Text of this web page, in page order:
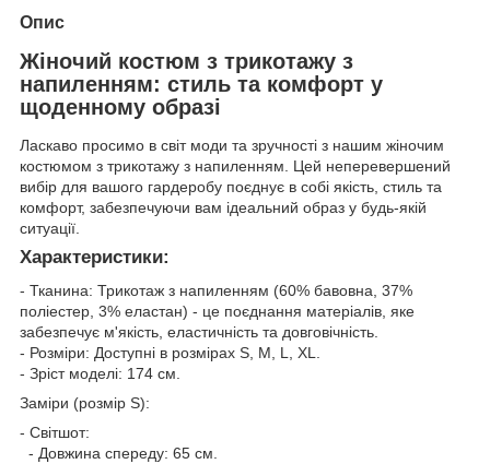
Опис
Жіночий костюм з трикотажу з
напиленням: стиль та комфорт у
щоденному образі
Ласкаво просимо в світ моди та зручності з нашим жіночим
костюмом з трикотажу з напиленням. Цей неперевершений
вибір для вашого гардеробу поєднує в собі якість, стиль та
комфорт, забезпечуючи вам ідеальний образ у будь-якій
ситуації.
Характеристики:
- Тканина: Трикотаж з напиленням (60% бавовна, 37%
поліестер, 3% еластан) - це поєднання матеріалів, яке
забезпечує м'якість, еластичність та довговічність.
- Розміри: Доступні в розмірах S, M, L, XL.
- Зріст моделі: 174 см.
Заміри (розмір S):
- Світшот:
- Довжина спереду: 65 см.